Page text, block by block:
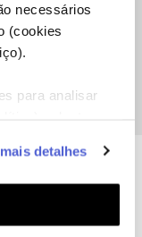
necessários
(cookies
para analisar
e
seus interesses
Pode gerir a
detalhes